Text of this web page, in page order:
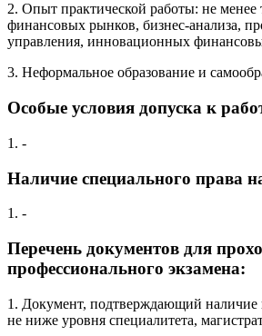
2. Опыт практической работы: не менее
финансовых рынков, бизнес-анализа,
управления, инновационных
3. Неформальное образование и
Особые условия допуска к
1. -
Наличие специального права
1. -
Перечень документов для
профессионального экзамена:
1. Документ, подтверждающий наличие
не ниже уровня специалитета,